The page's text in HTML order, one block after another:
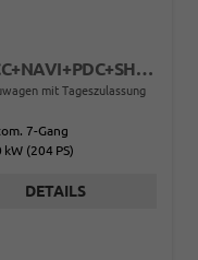
BASIS QUATTRO+KAMERA+ACC+NAVI+PDC+SHZ+EL. HECKKL.
mit Tageszulassung
7-Gang
kW (204 PS)
DETAILS